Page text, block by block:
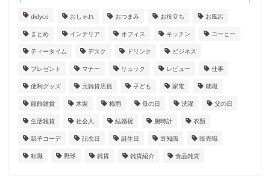
didyco おしゃれ おつまみ お役立ち お風呂
まとめ インテリア オフィス キッチン コーヒー
ティータイム デスク ドリンク ビジネス
プレゼント マナー リュック レビュー 仕事
便利グッズ 元雑貨店員 子ども 家電 就職
服飾雑貨 木製 梅雨 母の日 洗濯 父の日
生活雑貨 社会人 結婚祝 腕時計 衣類
親子コーデ 記念日 誕生日 豆知識 販売職
転職 野球 雑貨 雑貨紹介 食品雑貨